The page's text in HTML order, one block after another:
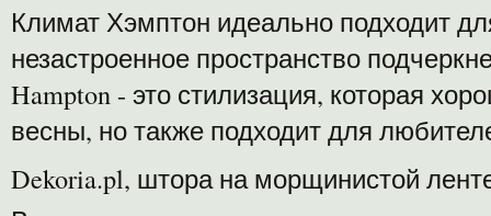
Климат Хэмптон идеально подходит
незастроенное пространство
Hampton - это стилизация, которая
весны, но также подходит для
Dekoria.pl, штора на морщинистой